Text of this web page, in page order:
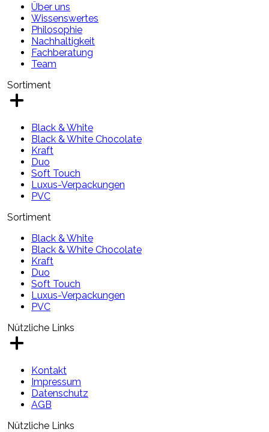
Über uns
Wissenswertes
Philosophie
Nachhaltigkeit
Fachberatung
Team
Sortiment
Black & White
Black & White Chocolate
Kraft
Duo
Soft Touch
Luxus-Verpackungen
PVC
Sortiment
Black & White
Black & White Chocolate
Kraft
Duo
Soft Touch
Luxus-Verpackungen
PVC
Nützliche Links
Kontakt
Impressum
Datenschutz
AGB
Nützliche Links